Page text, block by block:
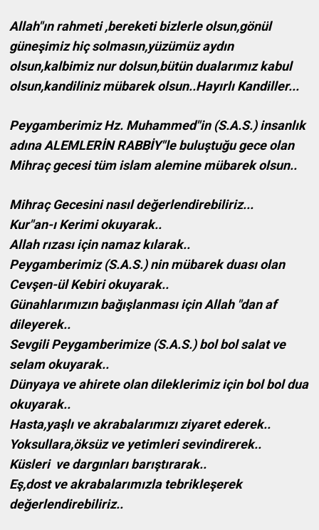
Allah"ın rahmeti ,bereketi bizlerle olsun,gönül
güneşimiz hiç solmasın,yüzümüz aydın
olsun,kalbimiz nur dolsun,bütün dualarımız kabul
olsun,kandiliniz mübarek olsun..Hayırlı Kandiller...
Peygamberimiz Hz. Muhammed"in (S.A.S.) insanlık
adına ALEMLERİN RABBİY"le buluştuğu gece olan
Mihraç gecesi tüm islam alemine mübarek olsun..
Mihraç Gecesini nasıl değerlendirebiliriz...
Kur"an-ı Kerimi okuyarak..
Allah rızası için namaz kılarak..
Peygamberimiz (S.A.S.) nin mübarek duası olan
Cevşen-ül Kebiri okuyarak..
Günahlarımızın bağışlanması için Allah "dan af
dileyerek..
Sevgili Peygamberimize (S.A.S.) bol bol salat ve
selam okuyarak..
Dünyaya ve ahirete olan dileklerimiz için bol bol dua
okuyarak..
Hasta,yaşlı ve akrabalarımızı ziyaret ederek..
Yoksullara,öksüz ve yetimleri sevindirerek..
Küsleri ve dargınları barıştırarak..
Eş,dost ve akrabalarımızla tebrikleşerek
değerlendirebiliriz..